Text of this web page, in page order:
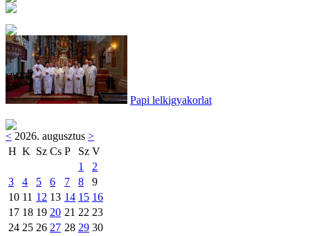
Papi lelkigyakorlat
< 2026. augusztus >
H K Sz Cs P Sz V
1
2
3
4 5 6 7 8
9
10 11 12 13 14 15 16
17 18 19 20 21 22 23
24 25 26 27 28 29 30